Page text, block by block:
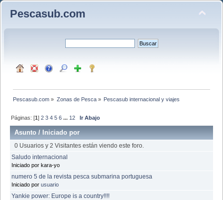
Pescasub.com
Pescasub.com » Zonas de Pesca» Pescasub internacional y viajes
Páginas: [1]2 3 4 5 6 ... 12 Ir Abajo
Asunto /Iniciado por
0 Usuarios y 2 Visitantes están viendo este foro.
Saludo internacional
Iniciado por kara-yo
numero 5 de la revista pesca submarina portuguesa
Iniciado por usuario
Yankie power: Europe is a country!!!!